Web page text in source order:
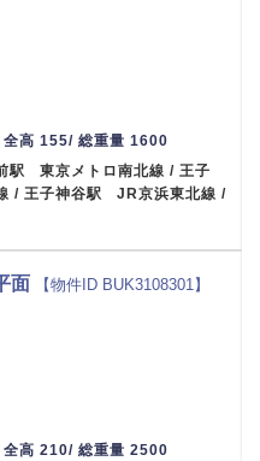
高 155/ 総重量 1600
駅 東京メトロ南北線 / 王子
/ 王子神谷駅 JR京浜東北線 /
面 【物件ID BUK3108301】
高 210/ 総重量 2500